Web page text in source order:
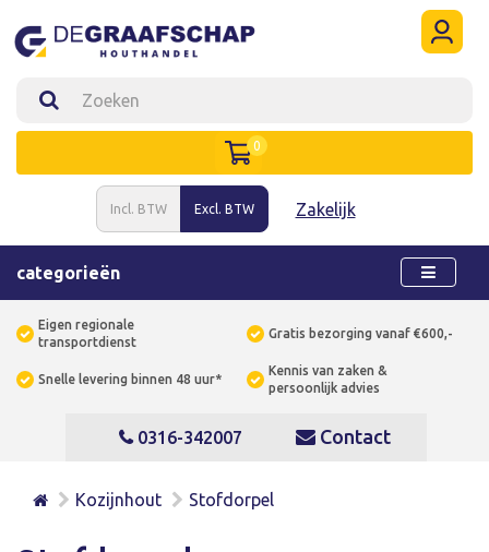
Incl. BTW Excl. BTW Zakelijk
0
categorieën
Eigen regionale
transportdienst
Gratis bezorging vanaf €600,-
Snelle levering binnen 48 uur*
Kennis van zaken &
persoonlijk advies
0316-342007 Contact
Kozijnhout Stofdorpel